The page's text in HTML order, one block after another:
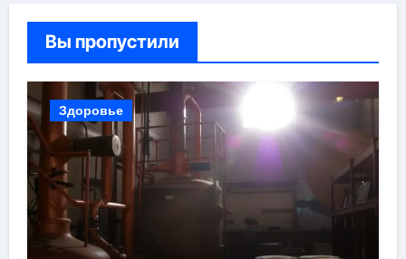
Вы пропустили
Здоровье